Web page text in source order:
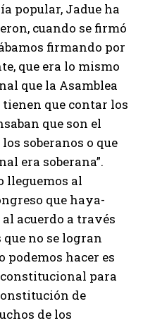
popular, Jadue ha
cuando se firmó
firmando por
que era lo mismo
que la Asamblea
que contar los
que son el
soberanos o que
era soberana”.
lleguemos al
que haya-
acuerdo a través
no se logran
podemos hacer es
para
de
de los